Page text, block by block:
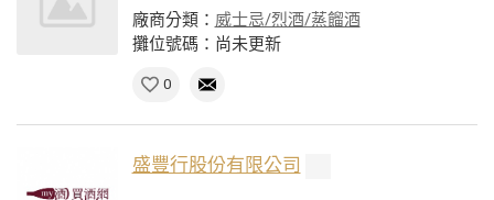
廠商分類： 威士忌/烈酒/蒸餾酒
攤位號碼：尚未更新
0
盛豐行股份有限公司